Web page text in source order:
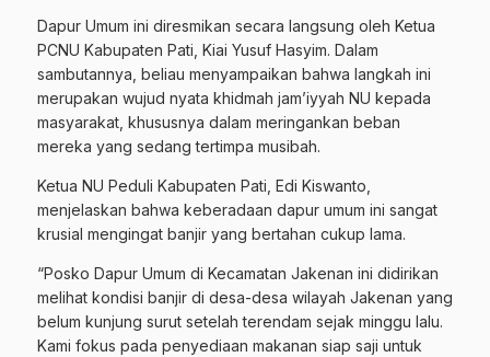
Dapur Umum ini diresmikan secara langsung oleh Ketua
PCNU Kabupaten Pati, Kiai Yusuf Hasyim. Dalam
sambutannya, beliau menyampaikan bahwa langkah ini
merupakan wujud nyata khidmah jam’iyyah NU kepada
masyarakat, khususnya dalam meringankan beban
mereka yang sedang tertimpa musibah.
Ketua NU Peduli Kabupaten Pati, Edi Kiswanto,
menjelaskan bahwa keberadaan dapur umum ini sangat
krusial mengingat banjir yang bertahan cukup lama.
“Posko Dapur Umum di Kecamatan Jakenan ini didirikan
melihat kondisi banjir di desa-desa wilayah Jakenan yang
belum kunjung surut setelah terendam sejak minggu lalu.
Kami fokus pada penyediaan makanan siap saji untuk